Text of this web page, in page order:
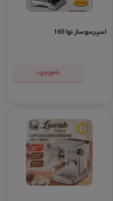
اسپرسوساز نوا 165
ناموجود